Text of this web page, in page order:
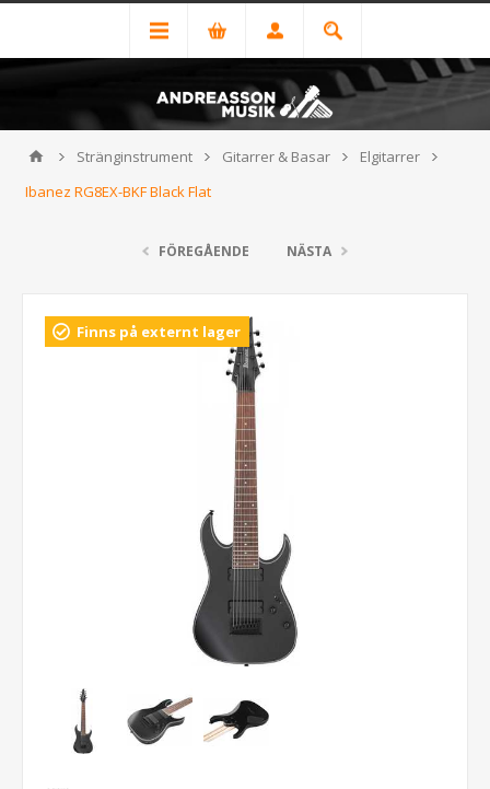
Stränginstrument Gitarrer & Basar
Elgitarrer
Ibanez RG8EX-BKF Black Flat
FÖREGÅENDE NÄSTA
Finns på externt lager